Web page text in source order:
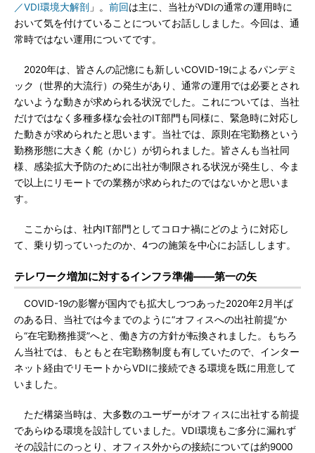
／VDI環境大解剖 」。 前回は主に、当社がVDIの通常の運用時に
おいて気を付けていることについてお話ししました。今回は、通
常時ではない運用についてです。
2020年は、皆さんの記憶にも新しいCOVID-19によるパンデミ
ック（世界的大流行）の発生があり、通常の運用では必要とされ
ないような動きが求められる状況でした。これについては、当社
だけではなく多種多様な会社のIT部門も同様に、緊急時に対応し
た動きが求められたと思います。当社では、原則在宅勤務という
勤務形態に大きく舵（かじ）が切られました。皆さんも当社同
様、感染拡大予防のために出社が制限される状況が発生し、今ま
で以上にリモートでの業務が求められたのではないかと思いま
す。
ここからは、社内IT部門としてコロナ禍にどのように対応し
て、乗り切っていったのか、4つの施策を中心にお話しします。
テレワーク増加に対するインフラ準備――第一の矢
COVID-19の影響が国内でも拡大しつつあった2020年2月半ば
のある日、当社では今までのように“オフィスへの出社前提”か
ら“在宅勤務推奨”へと、働き方の方針が転換されました。もちろ
ん当社では、もともと在宅勤務制度も有していたので、インター
ネット経由でリモートからVDIに接続できる環境を既に用意して
いました。
ただ構築当時は、大多数のユーザーがオフィスに出社する前提
であらゆる環境を設計していました。VDI環境もご多分に漏れず
その設計にのっとり、オフィス外からの接続については約9000